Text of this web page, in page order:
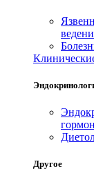
Другое